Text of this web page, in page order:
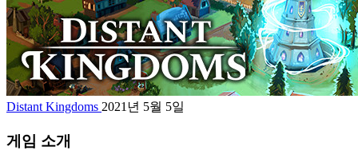
Distant Kingdoms 2021년 5월 5일
게임 소개